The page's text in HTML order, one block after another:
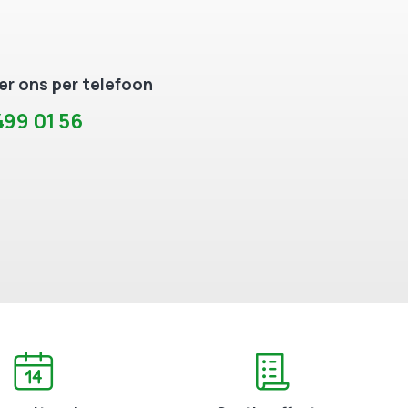
ons per telefoon
01 56